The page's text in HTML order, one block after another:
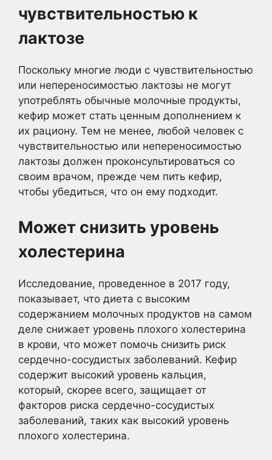
чувствительностью к
лактозе
Поскольку многие люди с чувствительностью
или непереносимостью лактозы не могут
употреблять обычные молочные продукты,
кефир может стать ценным дополнением к
их рациону. Тем не менее, любой человек с
чувствительностью или непереносимостью
лактозы должен проконсультироваться со
своим врачом, прежде чем пить кефир,
чтобы убедиться, что он ему подходит.
Может снизить уровень
холестерина
Исследование, проведенное в 2017 году,
показывает, что диета с высоким
содержанием молочных продуктов на самом
деле снижает уровень плохого холестерина
в крови, что может помочь снизить риск
сердечно-сосудистых заболеваний. Кефир
содержит высокий уровень кальция,
который, скорее всего, защищает от
факторов риска сердечно-сосудистых
заболеваний, таких как высокий уровень
плохого холестерина.